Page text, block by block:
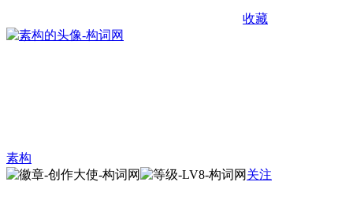
收藏
素构
关注